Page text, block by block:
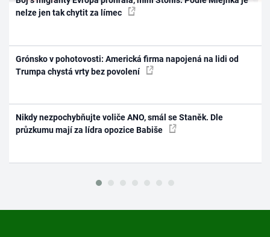
nelze jen tak chytit za límec
Grónsko v pohotovosti: Americká firma napojená na lidi od
Trumpa chystá vrty bez povolení
Nikdy nezpochybňujte voliče ANO, smál se Staněk. Dle
průzkumu mají za lídra opozice Babiše